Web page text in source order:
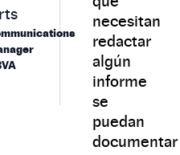
necesitan
redactar
algún
informe
se
puedan
documentar